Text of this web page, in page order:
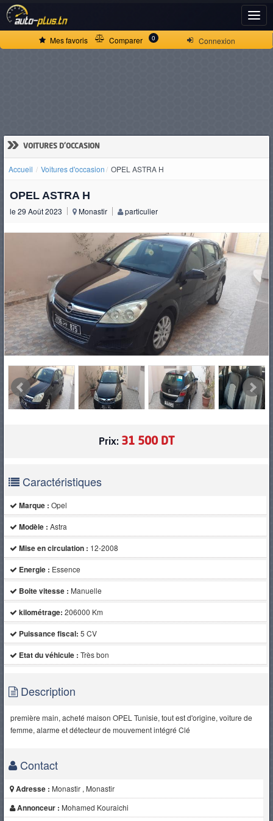
Connexion
Mes favoris Comparer 0
» VOITURES D'OCCASION
Accueil Voitures d'occasion OPEL ASTRA H
OPEL ASTRA H
le 29 Août 2023 Monastir particulier
Prix: 31 500 DT
Caractéristiques
Marque : Opel
Modèle : Astra
Mise en circulation : 12-2008
Energie : Essence
Boite vitesse : Manuelle
kilométrage: 206000 Km
Puissance fiscal: 5 CV
Etat du véhicule : Très bon
Description
première main, acheté maison OPEL Tunisie, tout est d'origine, voiture de
femme, alarme et détecteur de mouvement intégré Clé
Contact
Adresse : Monastir , Monastir
Annonceur : Mohamed Kouraichi
ACCUEIL
D'OCCASION
PNEUS